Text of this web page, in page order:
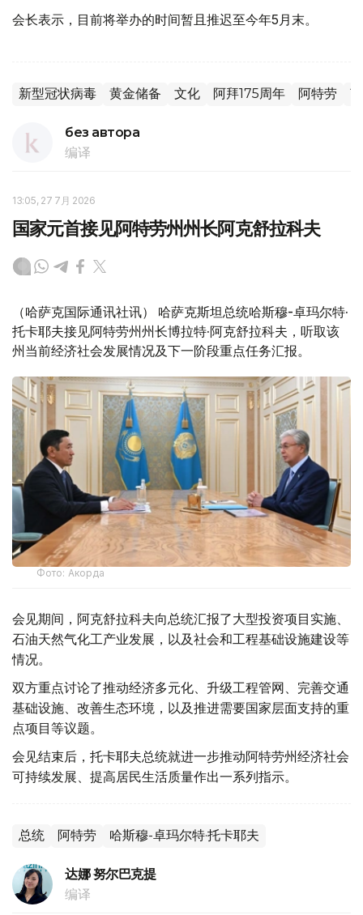
会长表示，目前将举办的时间暂且推迟至今年5月末。
新型冠状病毒 黄金储备 文化 阿拜175周年 阿特劳
без автора
编译
13:05, 27 7月 2026
国家元首接见阿特劳州州长阿克舒拉科夫
（哈萨克国际通讯社讯） 哈萨克斯坦总统哈斯穆-卓玛尔特·
托卡耶夫接见阿特劳州州长博拉特·阿克舒拉科夫，听取该
州当前经济社会发展情况及下一阶段重点任务汇报。
Фото: Акорда
会见期间，阿克舒拉科夫向总统汇报了大型投资项目实施、
石油天然气化工产业发展，以及社会和工程基础设施建设等
情况。
双方重点讨论了推动经济多元化、升级工程管网、完善交通
基础设施、改善生态环境，以及推进需要国家层面支持的重
点项目等议题。
会见结束后，托卡耶夫总统就进一步推动阿特劳州经济社会
可持续发展、提高居民生活质量作出一系列指示。
总统 阿特劳 哈斯穆-卓玛尔特·托卡耶夫
达娜 努尔巴克提
编译